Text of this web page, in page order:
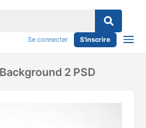
Se connecter S'inscrire
2 PSD